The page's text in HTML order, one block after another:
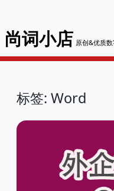
尚词小店 原创&优质
标签: Word